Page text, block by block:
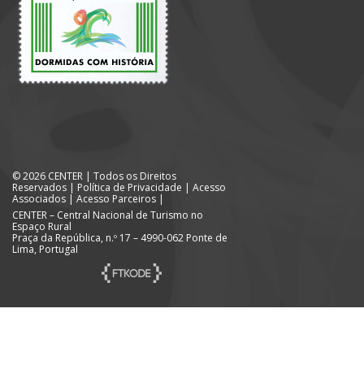
© 2026 CENTER | Todos os Direitos
Reservados | Política de Privacidade | Acesso
Associados | Acesso Parceiros |
CENTER – Central Nacional de Turismo no
Espaço Rural
Praça da República, n.º 17 – 4990-062 Ponte de
Lima, Portugal